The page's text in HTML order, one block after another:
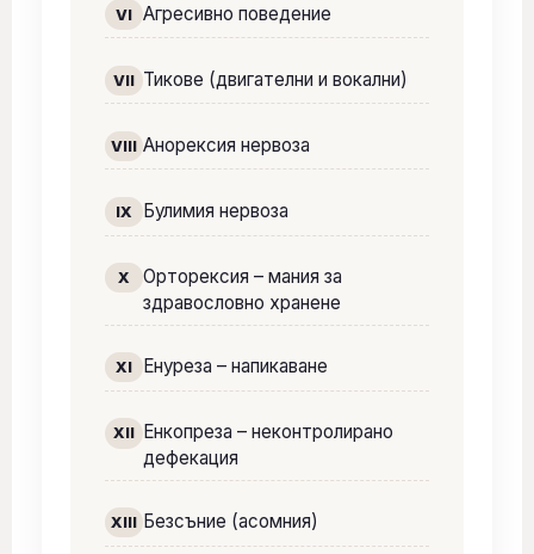
VI Агресивно поведение
VII Тикове (двигателни и вокални)
VIII Анорексия нервоза
IX Булимия нервоза
X
Орторексия – мания за
здравословно хранене
XI Енуреза – напикаване
XII Енкопреза – неконтролирано
дефекация
XIII Безсъние (асомния)